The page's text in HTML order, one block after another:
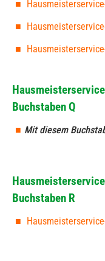
Buchstaben Q
Mit diesem
Buchstaben R